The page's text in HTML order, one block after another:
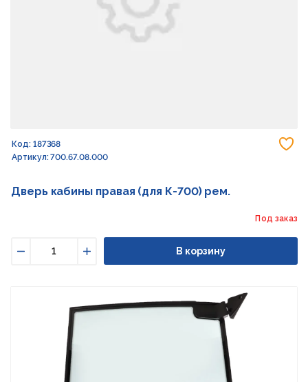
Код: 187368
Артикул: 700.67.08.000
Дверь кабины правая (для К-700) рем.
Под заказ
Увеличить
В корзину